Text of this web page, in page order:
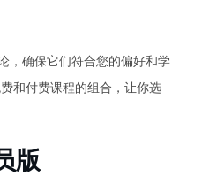
，确保它们符合您的偏好和学
和付费课程的组合，让你选
版